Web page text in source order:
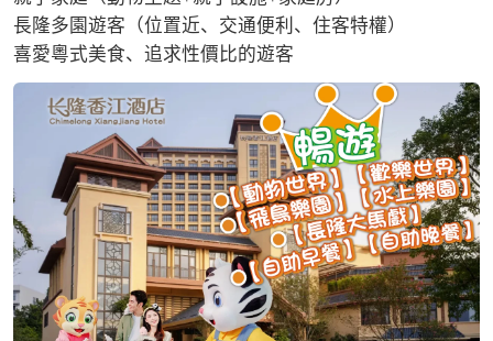
長隆多園遊客（位置近、交通便利、住客特權）
喜愛粵式美食、追求性價比的遊客